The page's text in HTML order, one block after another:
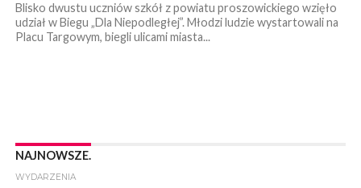
Blisko dwustu uczniów szkół z powiatu proszowickiego wzięło
udział w Biegu „Dla Niepodległej”. Młodzi ludzie wystartowali na
Placu Targowym, biegli ulicami miasta...
NAJNOWSZE.
WYDARZENIA